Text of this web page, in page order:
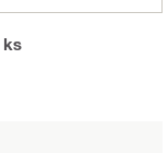
ks